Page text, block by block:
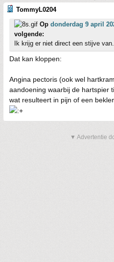
TommyL0204
Op donderdag 9 april
volgende:
Ik krijg er niet direct een stijve van.
Dat kan kloppen:
Angina pectoris (ook wel
aandoening waarbij de hartspier
wat resulteert in pijn of een
▼ Advertentie